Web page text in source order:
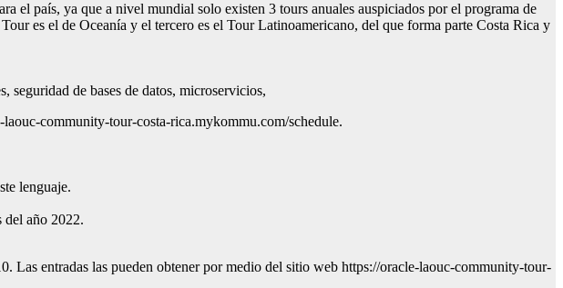
el país, ya que a nivel mundial solo existen 3 tours anuales auspiciados por el programa de
es el de Oceanía y el tercero es el Tour Latinoamericano, del que forma parte Costa Rica y
de bases de datos, microservicios,
community-tour-costa-rica.mykommu.com/schedule.
lenguaje.
del año 2022.
Las entradas las pueden obtener por medio del sitio web https://oracle-laouc-community-tour-